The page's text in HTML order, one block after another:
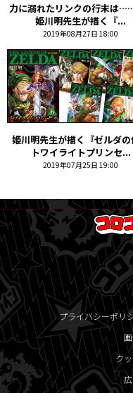
力に溺れたリンクの行末は
姫川明先生が描く『...
2019年08月27日 18:00
姫川明先生が描く『ゼルダの
トワイライトプリンセ...
2019年07月25日 19:00
プライバシーポリ
ク